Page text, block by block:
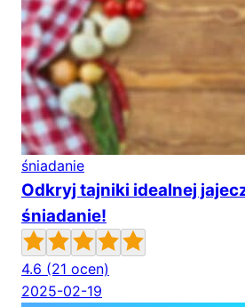
śniadanie
Odkryj tajniki idealnej
śniadanie!
4.6 (21 ocen)
2025-02-19